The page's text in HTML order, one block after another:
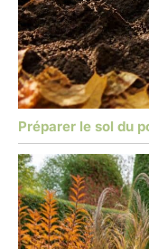
Préparer le sol du